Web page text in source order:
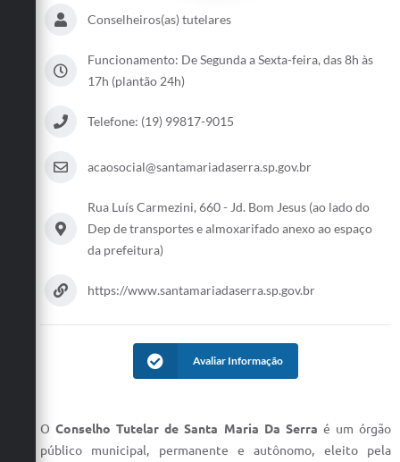
Conselheiros(as) tutelares
Funcionamento: De Segunda a Sexta-feira, das 8h às
17h (plantão 24h)
Telefone: (19) 99817-9015
acaosocial@santamariadaserra.sp.gov.br
Rua Luís Carmezini, 660 - Jd. Bom Jesus (ao lado do
Dep de transportes e almoxarifado anexo ao espaço
da prefeitura)
https://www.santamariadaserra.sp.gov.br
Avaliar Informação
OConselho Tutelar de Santa Maria Da Serra é um órgão
público municipal, permanente e autônomo, eleito pela